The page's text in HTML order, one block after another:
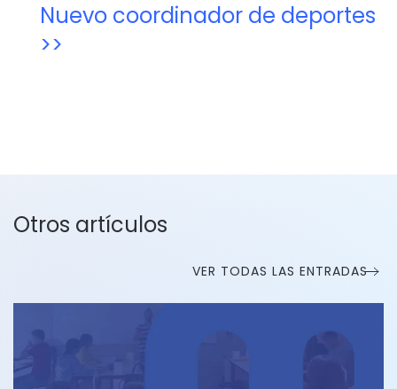
Nuevo coordinador de deportes
>>
Otros artículos
VER TODAS LAS ENTRADAS